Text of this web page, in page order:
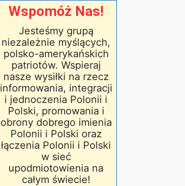
Wspomóż Nas!
Jesteśmy grupą
niezależnie myślących,
polsko-amerykańskich
patriotów. Wspieraj
nasze wysiłki na rzecz
informowania, integracji
i jednoczenia Polonii i
Polski, promowania i
obrony dobrego imienia
Polonii i Polski oraz
łączenia Polonii i Polski
w sieć
upodmiotowienia na
całym świecie!